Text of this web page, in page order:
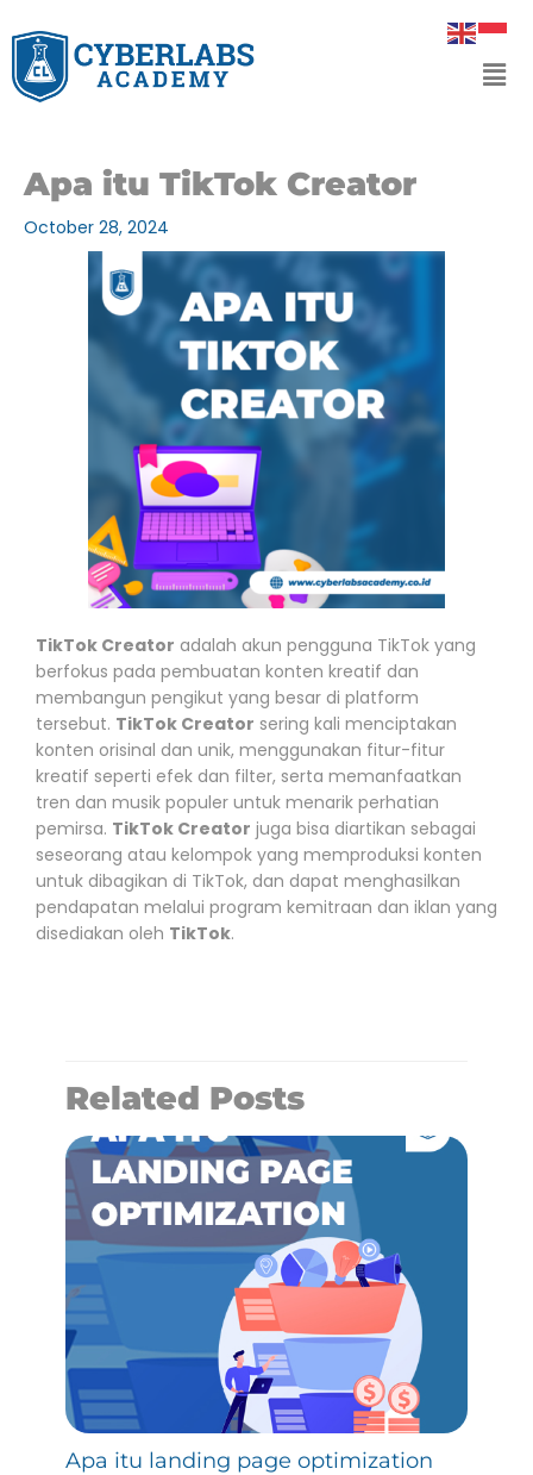
to
content
Apa itu TikTok Creator
October 28, 2024
TikTok Creator adalah akun pengguna TikTok yang
berfokus pada pembuatan konten kreatif dan
membangun pengikut yang besar di platform
tersebut. TikTok Creator sering kali menciptakan
konten orisinal dan unik, menggunakan fitur-fitur
kreatif seperti efek dan filter, serta memanfaatkan
tren dan musik populer untuk menarik perhatian
pemirsa. TikTok Creator juga bisa diartikan sebagai
seseorang atau kelompok yang memproduksi konten
untuk dibagikan di TikTok, dan dapat menghasilkan
pendapatan melalui program kemitraan dan iklan yang
disediakan oleh TikTok.
Related Posts
Apa itu landing page optimization